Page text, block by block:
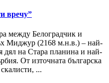
вречу”
между Белоградчик и
Миджур (2168 м.н.в.) – най-
дял на Стара планина и най-
От източната българска
...